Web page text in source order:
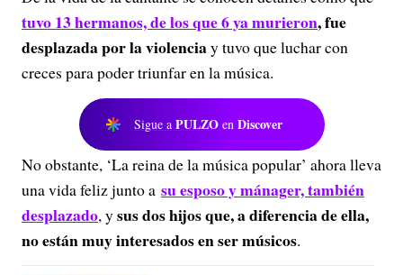
tuvo 13 hermanos, de los que 6 ya murieron, fue
desplazada por la violenciay tuvo que luchar con
creces para poder triunfar en la música.
Sigue a PULZO en Discover
No obstante, ‘La reina de la música popular’ ahora lleva
una vida feliz junto a su esposo y mánager, también
desplazado, ysus dos hijos que, a diferencia de ella,
no están muy interesados en ser músicos.